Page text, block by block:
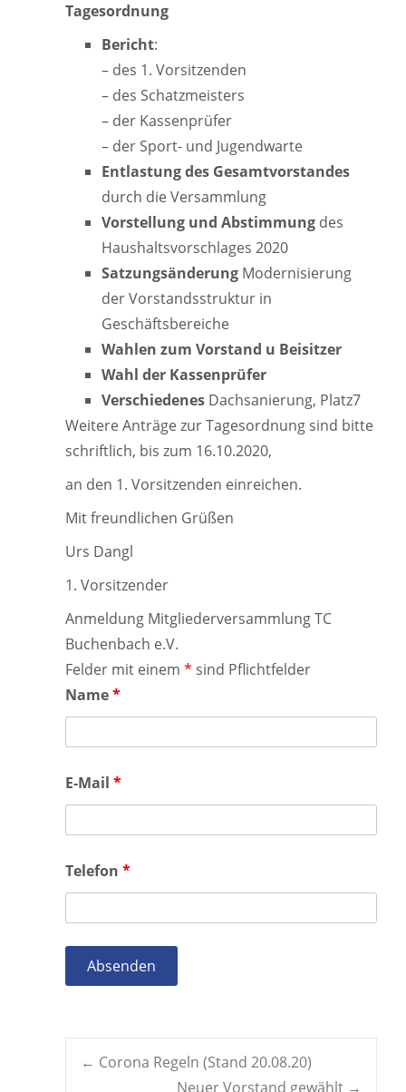
Tagesordnung
Bericht:
– des 1. Vorsitzenden
– des Schatzmeisters
– der Kassenprüfer
– der Sport- und Jugendwarte
Entlastung des Gesamtvorstandes
durch die Versammlung
Vorstellung und Abstimmung des
Haushaltsvorschlages 2020
Satzungsänderung Modernisierung
der Vorstandsstruktur in
Geschäftsbereiche
Wahlen zum Vorstand u Beisitzer
Wahl der Kassenprüfer
Verschiedenes Dachsanierung, Platz7
Weitere Anträge zur Tagesordnung sind bitte
schriftlich, bis zum 16.10.2020,
an den 1. Vorsitzenden einreichen.
Mit freundlichen Grüßen
Urs Dangl
1. Vorsitzender
Anmeldung Mitgliederversammlung TC
Buchenbach e.V.
Felder mit einem * sind Pflichtfelder
Name*
E-Mail *
Telefon *
Post
← Corona Regeln (Stand 20.08.20)
Neuer Vorstand gewählt →